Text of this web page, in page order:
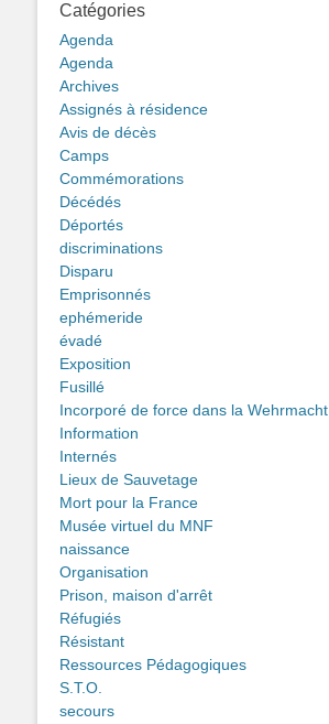
Catégories
Agenda
Agenda
Archives
Assignés à résidence
Avis de décès
Camps
Commémorations
Décédés
Déportés
discriminations
Disparu
Emprisonnés
ephémeride
évadé
Exposition
Fusillé
Incorporé de force dans la Wehrmacht
Information
Internés
Lieux de Sauvetage
Mort pour la France
Musée virtuel du MNF
naissance
Organisation
Prison, maison d'arrêt
Réfugiés
Résistant
Ressources Pédagogiques
S.T.O.
secours